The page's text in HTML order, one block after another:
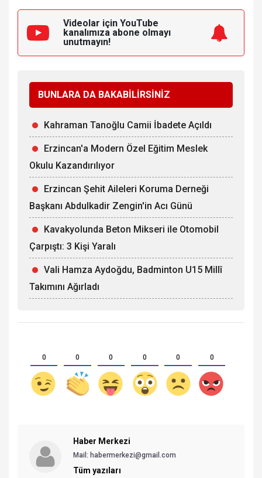
Videolar için YouTube
kanalımıza abone olmayı
unutmayın!
BUNLARA DA BAKABİLİRSİNİZ
Kahraman Tanoğlu Camii İbadete Açıldı
Erzincan'a Modern Özel Eğitim Meslek
Okulu Kazandırılıyor
Erzincan Şehit Aileleri Koruma Derneği
Başkanı Abdulkadir Zengin'in Acı Günü
Kavakyolunda Beton Mikseri ile Otomobil
Çarpıştı: 3 Kişi Yaralı
Vali Hamza Aydoğdu, Badminton U15 Millî
Takımını Ağırladı
0 0 0 0 0 0
Haber Merkezi
Mail: habermerkezi@gmail.com
Tüm yazıları